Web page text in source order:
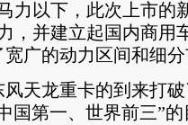
力以下，此次上市的
，并建立起国内商用
宽广的动力区间和细
龙重卡的到来打破
国第一、世界前三”